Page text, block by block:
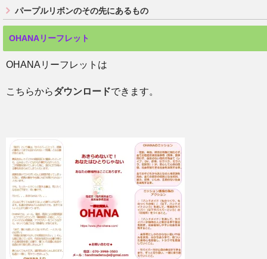
パープルリボンのその先にあるもの
OHANAリーフレット
OHANAリーフレットは
こちらからダウンロードできます。